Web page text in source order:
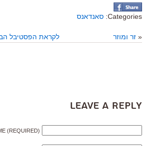
Categories: סאנדאנס
« זר ומוזר לקראת הפסטיבל
Leave a Reply
(REQUIRED)